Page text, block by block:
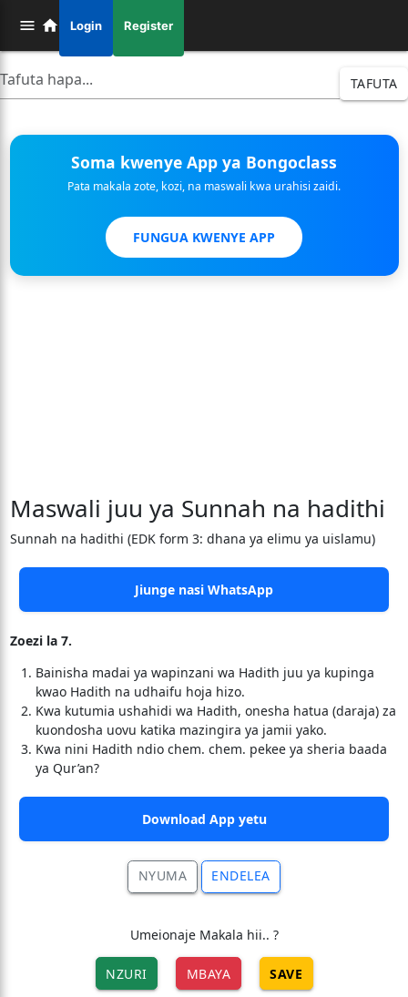
Login Register
TAFUTA
Soma kwenye App ya Bongoclass
Pata makala zote, kozi, na maswali kwa urahisi zaidi.
FUNGUA KWENYE APP
Maswali juu ya Sunnah na hadithi
Sunnah na hadithi (EDK form 3: dhana ya elimu ya uislamu)
Jiunge nasi WhatsApp
Zoezi la 7.
Bainisha madai ya wapinzani wa Hadith juu ya kupinga
kwao Hadith na udhaifu hoja hizo.
Kwa kutumia ushahidi wa Hadith, onesha hatua (daraja) za
kuondosha uovu katika mazingira ya jamii yako.
Kwa nini Hadith ndio chem. chem. pekee ya sheria baada
ya Qur’an?
Download App yetu
NYUMA ENDELEA
Umeionaje Makala hii.. ?
NZURI MBAYA SAVE